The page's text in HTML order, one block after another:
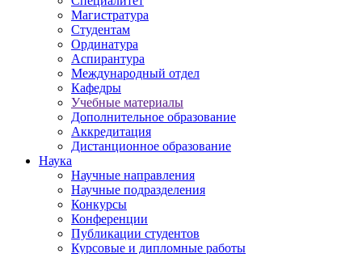
Магистратура
Студентам
Ординатура
Аспирантура
Международный отдел
Кафедры
Учебные материалы
Дополнительное образование
Аккредитация
Дистанционное образование
Наука
Научные направления
Научные подразделения
Конкурсы
Конференции
Публикации студентов
Курсовые и дипломные работы